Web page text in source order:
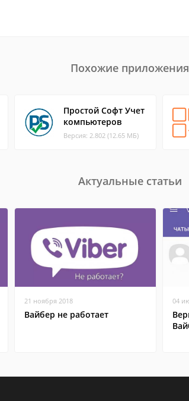
Похожие приложения
Простой Софт Учет
компьютеров
Версия: 2.802 (12.65 МБ)
Актуальные статьи
21 ноября 2018
Вайбер не работает
04